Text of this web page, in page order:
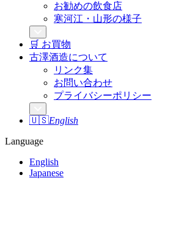
お勧めの飲食店
寒河江・山形の様子
🛒 お買物
古澤酒造について
リンク集
お問い合わせ
プライバシーポリシー
🇺🇸English
Language
English
Japanese